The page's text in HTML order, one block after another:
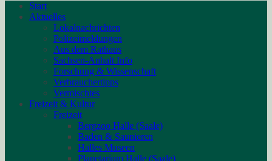
Start
Aktuelles
Lokalnachrichten
Polizeimeldungen
Aus dem Rathaus
Sachsen-Anhalt Info
Forschung & Wissenschaft
Verbrauchertipps
Vermischtes
Freizeit & Kultur
Freizeit
Bergzoo Halle (Saale)
Baden & Saunieren
Halles Museen
Planetarium Halle (Saale)